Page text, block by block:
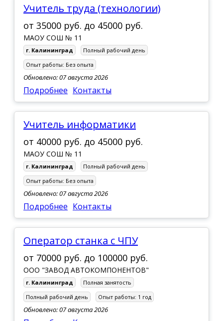
Учитель труда (технологии)
от 35000 руб. до 45000 руб.
МАОУ СОШ № 11
г. Калининград
Полный рабочий день
Опыт работы: Без опыта
Обновлено: 07 августа 2026
Подробнее Контакты
Учитель информатики
от 40000 руб. до 45000 руб.
МАОУ СОШ № 11
г. Калининград
Полный рабочий день
Опыт работы: Без опыта
Обновлено: 07 августа 2026
Подробнее Контакты
Оператор станка с ЧПУ
от 70000 руб. до 100000 руб.
ООО "ЗАВОД АВТОКОМПОНЕНТОВ"
г. Калининград
Полная занятость
Полный рабочий день
Опыт работы: 1 год
Обновлено: 07 августа 2026